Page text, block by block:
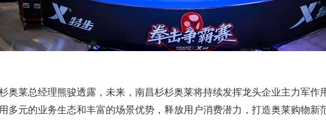
奥莱总经理熊骏透露，未来，南昌杉杉奥莱将持续发挥龙头企业主力军作
多元的业务生态和丰富的场景优势，释放用户消费潜力，打造奥莱购物新